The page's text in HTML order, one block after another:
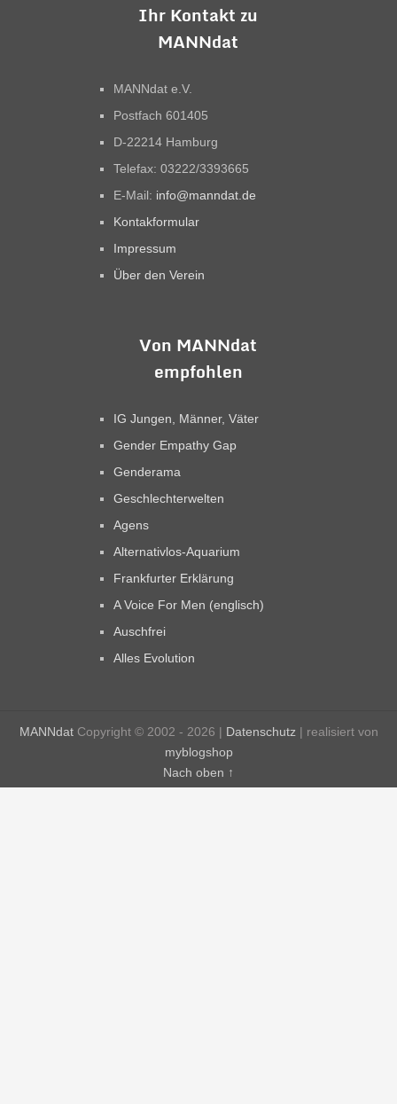
Ihr Kontakt zu
MANNdat
MANNdat e.V.
Postfach 601405
D-22214 Hamburg
Telefax: 03222/3393665
E-Mail: info@manndat.de
Kontakformular
Impressum
Über den Verein
Von MANNdat
empfohlen
IG Jungen, Männer, Väter
Gender Empathy Gap
Genderama
Geschlechterwelten
Agens
Alternativlos-Aquarium
Frankfurter Erklärung
A Voice For Men (englisch)
Auschfrei
Alles Evolution
MANNdatCopyright © 2002 - 2026 | Datenschutz | realisiert von
myblogshop
Nach oben ↑